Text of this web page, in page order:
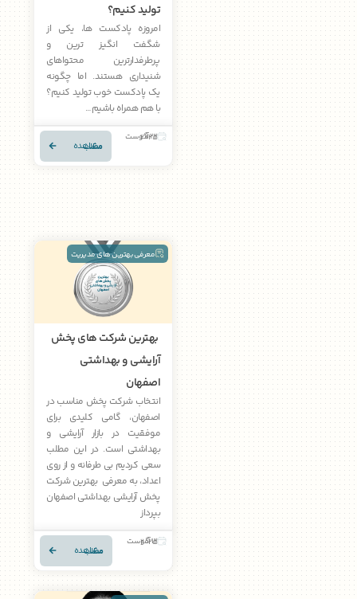
تولید کنیم؟
امروزه پادکست ها، یکی از
شگفت انگیز ترین و
پرطرفدارترین محتواهای
شنیداری هستند. اما چگونه
یک پادکست خوب تولید کنیم؟
با هم همراه باشیم…
22 آگوست 2025
معرفی بهترین های مدیریت
بهترین شرکت های پخش
آرایشی و بهداشتی
اصفهان
انتخاب شرکت پخش مناسب در
اصفهان، گامی کلیدی برای
موفقیت در بازار آرایشی و
بهداشتی است. در این مطلب
سعی کردیم بی طرفانه و از روی
اعداد، به معرفی بهترین شرکت
پخش آرایشی بهداشتی اصفهان
بپرداز
12 آگوست 2025